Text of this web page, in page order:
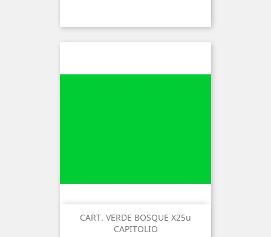
CART. VERDE BOSQUE X25u
CAPITOLIO